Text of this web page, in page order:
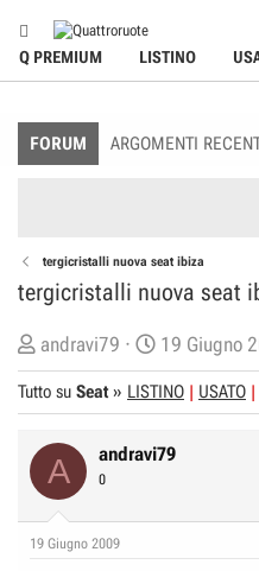
Q PREMIUM LISTINO
FORUM ARGOMENTI
tergicristalli nuova seat ibiza
tergicristalli nuova seat
C
r
e
t
o
e
andravi79
D
a
t
d
19 Giugno
Tutto su Seat» LISTINO USATO
A andravi79
0
19 Giugno 2009